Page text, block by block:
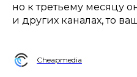
но к третьему месяцу
и других каналах, то
Cheapmedia